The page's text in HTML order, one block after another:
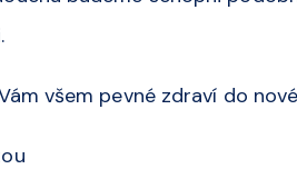
všem pevné zdraví do